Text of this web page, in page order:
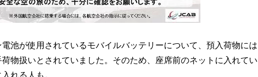
池が使用されているモバイルバッテリーについて、預入荷物には
物扱いとされていました。そのため、座席前のネットに入れてい
れる人も。